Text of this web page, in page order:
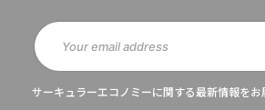
サーキュラーエコノミーに関する最新情報をお